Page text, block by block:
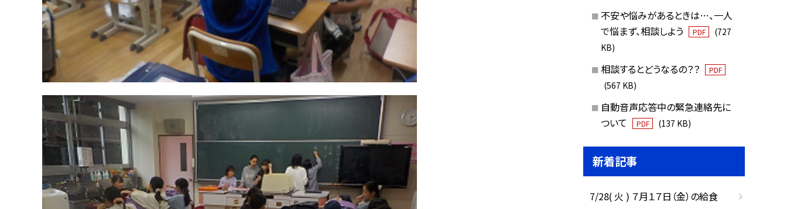
不安や悩みがあるときは…、一人
で悩まず、相談しよう
PDF
(727
KB)
相談するとどうなるの？？ PDF
(567 KB)
自動音声応答中の緊急連絡先に
ついて
PDF (137 KB)
新着記事
7/28( 火 ) ７月１７日（金）の給食